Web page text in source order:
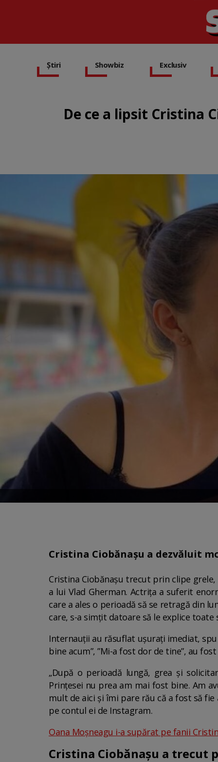
Știri Showbiz Exclusiv
De ce a lipsit Cristina
Cristina Ciobănașu a dezvăluit
Cristina Ciobănașu trecut prin clipe
a lui Vlad Gherman. Actrița a suferit
care a ales o perioadă să se retragă din
care, s-a simțit datoare să le explice
Internauții au răsuflat ușurați imediat,
bine acum”, ”Mi-a fost dor de tine”, au
„După o perioadă lungă, grea și
Prințesei nu prea am mai fost bine. Am
mult de aici și îmi pare rău că a fost să
pe contul ei de Instagram.
Oana Moșneagu i-a supărat pe fanii
Cristina Ciobănașu a trecut